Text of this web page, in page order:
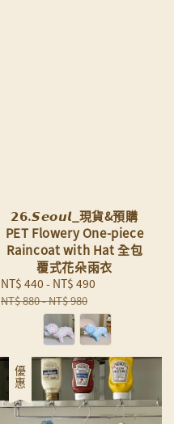
𝟮𝟲.𝙎𝙚𝙤𝙪𝙡_現貨&預購
PET Flowery One-piece
Raincoat with Hat 全包
覆式花朵雨衣
Sale
price
NT$ 440 - NT$ 490
NT$ 880-NT$ 980
優惠